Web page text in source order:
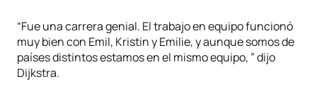
“Fue una carrera genial. El trabajo en equipo funcionó
muy bien con Emil, Kristin y Emilie, y aunque somos de
países distintos estamos en el mismo equipo, ” dijo
Dijkstra.